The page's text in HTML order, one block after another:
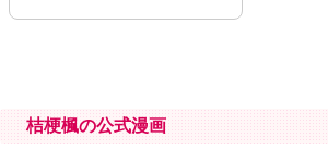
桔梗楓の公式漫画